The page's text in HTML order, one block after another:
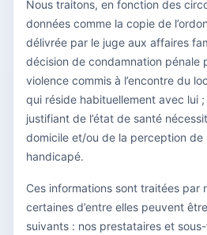
Nous traitons, en fonction des
données comme la copie de
délivrée par le juge aux affaires
décision de condamnation pénale
violence commis à l’encontre du
qui réside habituellement avec lui
justifiant de l’état de santé
domicile et/ou de la perception de
handicapé.
Ces informations sont traitées par
certaines d’entre elles peuvent
suivants : nos prestataires et